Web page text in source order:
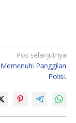
Pos selanjutnya
Panggilan
Polisi.